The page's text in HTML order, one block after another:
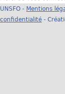
u
UNSFO - Mentions
confidentialité -